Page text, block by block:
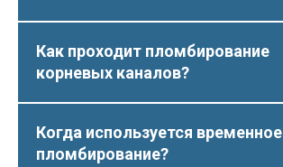
Как проходит пломбирование
корневых каналов?
Когда используется временное
пломбирование?